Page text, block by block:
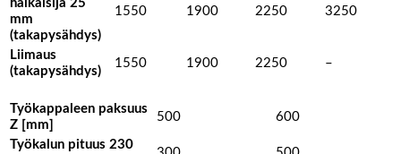
halkaisija 25
mm
(takapysähdys)
1550 1900 2250 3250
Liimaus
(takapysähdys)
1550 1900 2250 –
Työkappaleen paksuus
Z [mm]
500 600
Työkalun pituus 230